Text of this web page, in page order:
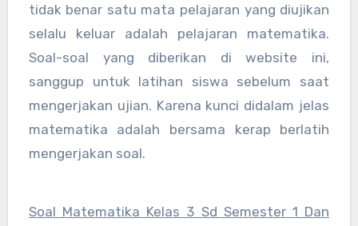
tidak benar satu mata pelajaran yang diujikan
selalu keluar adalah pelajaran matematika.
Soal-soal yang diberikan di website ini,
sanggup untuk latihan siswa sebelum saat
mengerjakan ujian. Karena kunci didalam jelas
matematika adalah bersama kerap berlatih
mengerjakan soal.
Soal Matematika Kelas 3 Sd Semester 1 Dan